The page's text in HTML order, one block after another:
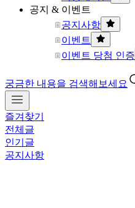
공지 & 이벤트
공지사항
이벤트
이벤트 당첨 인증
궁금한 내용을 검색해보세요
즐겨찾기
전체글
인기글
공지사항